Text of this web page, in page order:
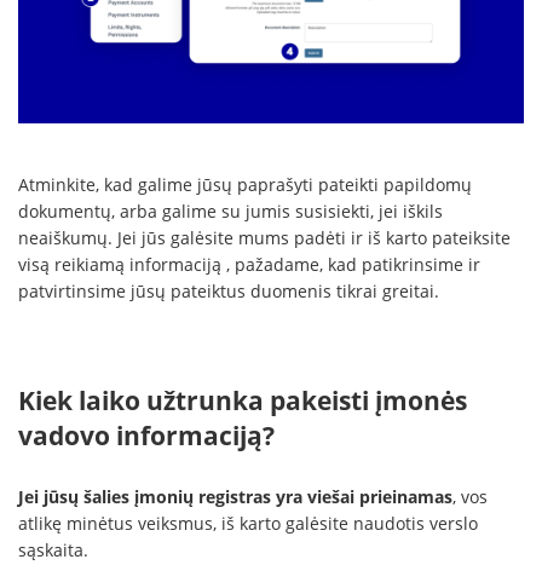
Atminkite, kad galime jūsų paprašyti pateikti papildomų
dokumentų, arba galime su jumis susisiekti, jei iškils
neaiškumų. Jei jūs galėsite mums padėti ir iš karto pateiksite
visą reikiamą informaciją , pažadame, kad patikrinsime ir
patvirtinsime jūsų pateiktus duomenis tikrai greitai.
Kiek laiko užtrunka pakeisti įmonės
vadovo informaciją?
Jei jūsų šalies įmonių registras yra viešai prieinamas, vos
atlikę minėtus veiksmus, iš karto galėsite naudotis verslo
sąskaita.